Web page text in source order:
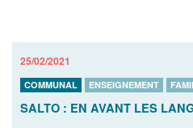
25/02/2021
COMMUNAL ENSEIGNEMENT
SALTO : EN AVANT LES